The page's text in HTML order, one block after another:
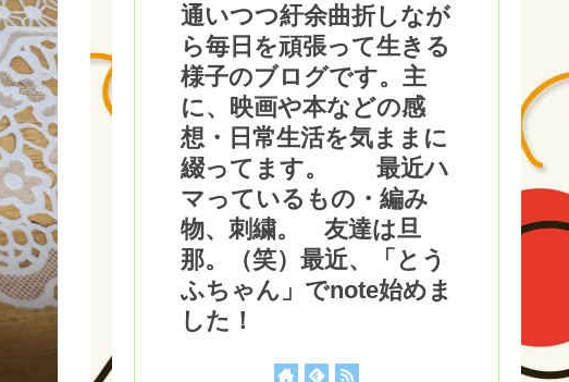
通いつつ紆余曲折しなが
ら毎日を頑張って生きる
様子のブログです。主
に、映画や本などの感
想・日常生活を気ままに
綴ってます。 最近ハ
マっているもの・編み
物、刺繍。 友達は旦
那。（笑）最近、「とう
ふちゃん」でnote始めま
した！